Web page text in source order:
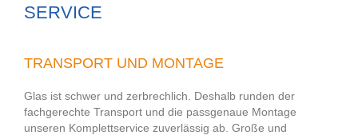
SERVICE
TRANSPORT UND MONTAGE
Glas ist schwer und zerbrechlich. Deshalb runden der
fachgerechte Transport und die passgenaue Montage
unseren Komplettservice zuverlässig ab. Große und